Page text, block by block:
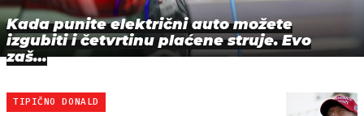
Kada punite električni auto možete
izgubiti i četvrtinu plaćene struje. Evo
zaš…
TIPIČNO DONALD